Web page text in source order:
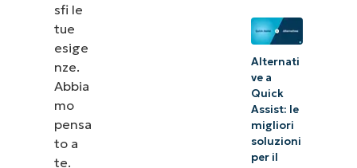
sfi le
tue
esige
nze.
Abbia
mo
pensa
to a
te.
Alternati
ve a
Quick
Assist: le
migliori
soluzioni
per il